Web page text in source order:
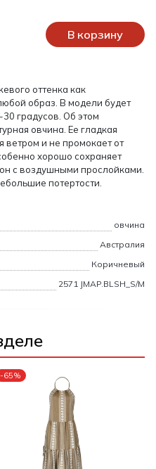
В корзину
оттенка как
образ. В модели будет
градусов. Об этом
овчина. Ее гладкая
ветром и не промокает от
хорошо сохраняет
с воздушными прослойками.
потертости.
овчина
Австралия
Коричневый
2571 JMAP.BLSH_S/M
-65%